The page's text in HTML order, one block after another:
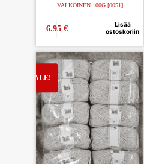
VALKOINEN 100G [0051]
6.95 €
Lisää
ostoskoriin